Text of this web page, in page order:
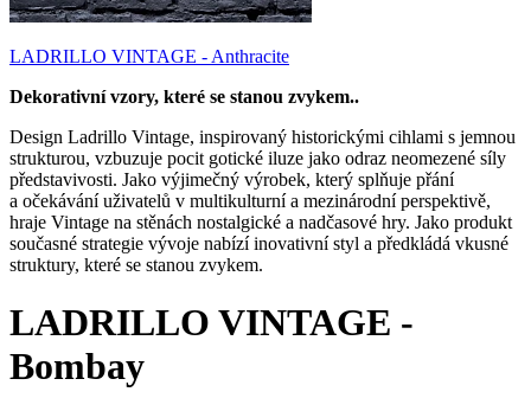
LADRILLO VINTAGE - Anthracite
Dekorativní vzory, které se stanou zvykem..
Design Ladrillo Vintage, inspirovaný historickými cihlami s jemnou
strukturou, vzbuzuje pocit gotické iluze jako odraz neomezené síly
představivosti. Jako výjimečný výrobek, který splňuje přání
a očekávání uživatelů v multikulturní a mezinárodní perspektivě,
hraje Vintage na stěnách nostalgické a nadčasové hry. Jako produkt
současné strategie vývoje nabízí inovativní styl a předkládá vkusné
struktury, které se stanou zvykem.
LADRILLO VINTAGE -
Bombay